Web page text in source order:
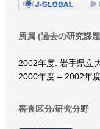
所属 (過去の研究課
2002年度: 岩手県立
2000年度 – 2002年
審査区分/研究分野